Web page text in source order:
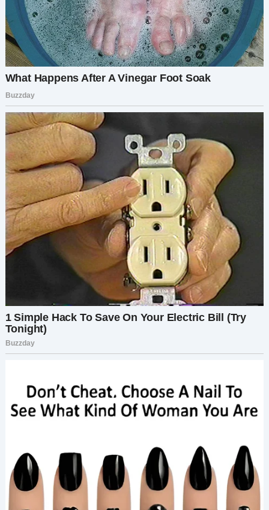
улыбкой.
Мы пожали друг другу руки, и я села. Почти
сразу же подошла официантка, чтобы принять
наши заказы на напитки. «Мне бокал красного
вина, пожалуйста», — сказала я. «Мне то же
самое», — добавил Дима.
Пока официантка уходила, мы начали болтать.
С Димой было легко разговаривать, и я
почувствовала, как моя первоначальная
нервозность тает. «Итак, Никита сказал мне,
что ты невролог», — сказал он, выглядя
искренне заинтересованным. «Должно быть,
это сложная работа».
«Так и есть», — кивнула я. «Но я ее люблю. А ты?
Чем ты занимаешься?» «Я графический
дизайнер», — ответил Дима. «Я работаю
фрилансером, так что у меня довольно гибкий
график. Это очень весело, особенно когда я
работаю над творческими проектами».
Принесли наши напитки, и мы заказали закуски
пробовали вкусную еду, мы продолжали
говорить о наших жизнях, хобби и интересах.
«Я люблю походы и фотографию», — сказал
«Я всегда хотела заняться фотографией», —
сказала я. «Но у меня, кажется, никогда не
находится на это времени. Может быть, ты